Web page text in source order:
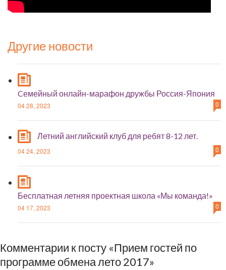
Другие новости
Cемейный онлайн-марафон дружбы Россия-Япония
04 28, 2023 0
Летний английский клуб для ребят 8-12 лет.
04 24, 2023 0
Бесплатная летняя проектная школа «Мы команда!»
04 17, 2023 0
Комментарии к посту «Прием гостей по
программе обмена лето 2017»